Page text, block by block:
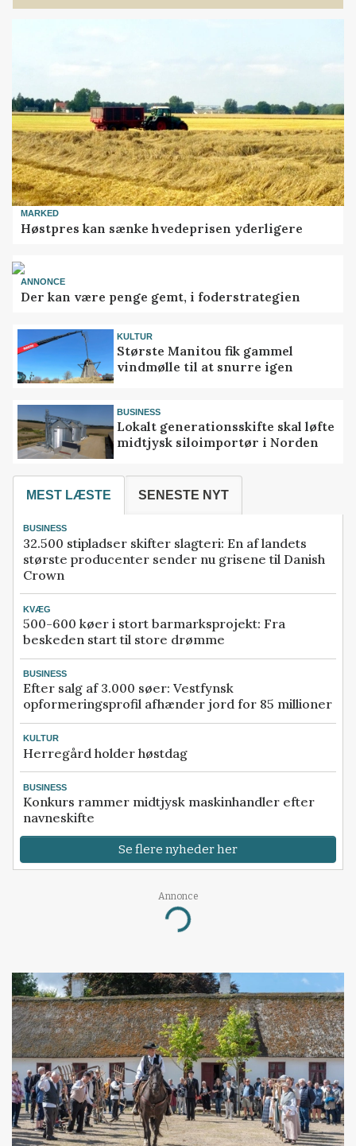
MARKED
Høstpres kan sænke hvedeprisen yderligere
ANNONCE
Der kan være penge gemt, i foderstrategien
KULTUR
Største Manitou fik gammel
vindmølle til at snurre igen
BUSINESS
Lokalt generationsskifte skal løfte
midtjysk siloimportør i Norden
MEST LÆSTE SENESTE NYT
BUSINESS
32.500 stipladser skifter slagteri: En af landets
største producenter sender nu grisene til Danish
Crown
KVÆG
500-600 køer i stort barmarksprojekt: Fra
beskeden start til store drømme
BUSINESS
Efter salg af 3.000 søer: Vestfynsk
opformeringsprofil afhænder jord for 85 millioner
KULTUR
Herregård holder høstdag
BUSINESS
Konkurs rammer midtjysk maskinhandler efter
navneskifte
Se flere nyheder her
Annonce
Loading...